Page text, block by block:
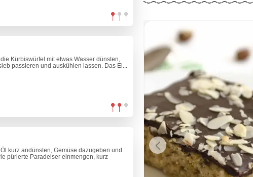
Kürbiswürfel mit etwas Wasser dünsten,
passieren und auskühlen lassen. Das Ei...
kurz andünsten, Gemüse dazugeben und
pürierte Paradeiser einmengen, kurz
Previous